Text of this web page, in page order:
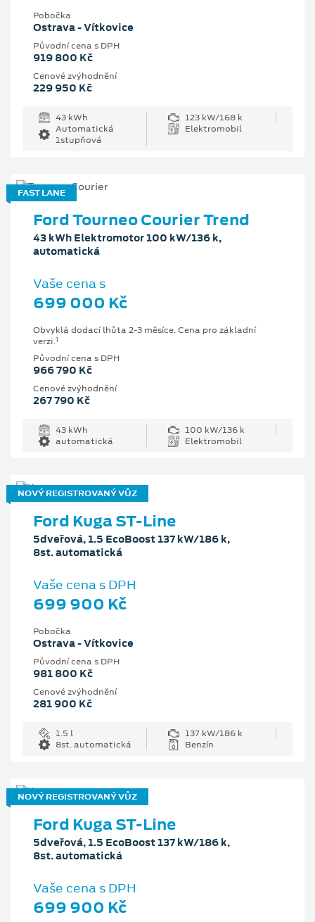
Pobočka
Ostrava - Vítkovice
Původní cena s DPH
919 800 Kč
Cenové zvýhodnění
229 950 Kč
43 kWh
123 kW/168 k
Automatická
1stupňová
Elektromobil
FAST LANE
Ford Tourneo Courier Trend
43 kWh Elektromotor 100 kW/136 k,
automatická
Vaše cena s
699 000 Kč
Obvyklá dodací lhůta 2-3 měsíce. Cena pro základní
verzi.1
Původní cena s DPH
966 790 Kč
Cenové zvýhodnění
267 790 Kč
43 kWh
100 kW/136 k
automatická
Elektromobil
NOVÝ REGISTROVANÝ VŮZ
Ford Kuga ST-Line
5dveřová, 1.5 EcoBoost 137 kW/186 k,
8st. automatická
Vaše cena s DPH
699 900 Kč
Pobočka
Ostrava - Vítkovice
Původní cena s DPH
981 800 Kč
Cenové zvýhodnění
281 900 Kč
1.5 l
137 kW/186 k
8st. automatická
Benzín
NOVÝ REGISTROVANÝ VŮZ
Ford Kuga ST-Line
5dveřová, 1.5 EcoBoost 137 kW/186 k,
8st. automatická
Vaše cena s DPH
699 900 Kč